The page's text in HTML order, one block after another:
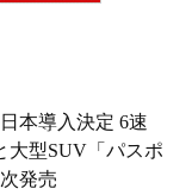
本導入決定 6速
大型SUV「パスポ
発売